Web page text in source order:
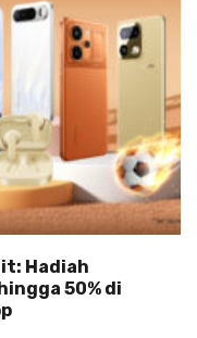
Hadiah
50% di